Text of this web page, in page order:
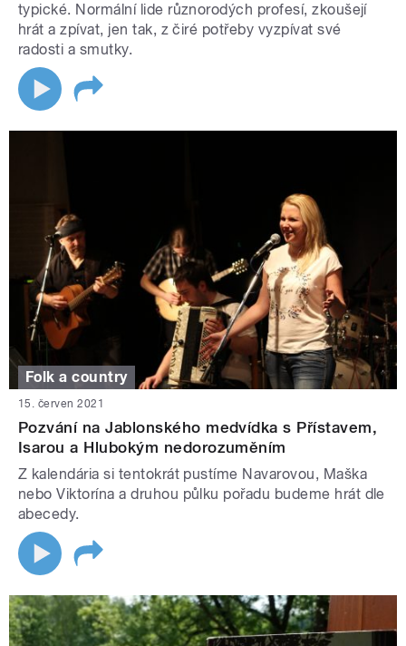
typické. Normální lide různorodých profesí, zkoušejí
hrát a zpívat, jen tak, z čiré potřeby vyzpívat své
radosti a smutky.
Folk a country
15. červen 2021
Pozvání na Jablonského medvídka s Přístavem,
Isarou a Hlubokým nedorozuměním
Z kalendária si tentokrát pustíme Navarovou, Maška
nebo Viktorína a druhou půlku pořadu budeme hrát dle
abecedy.